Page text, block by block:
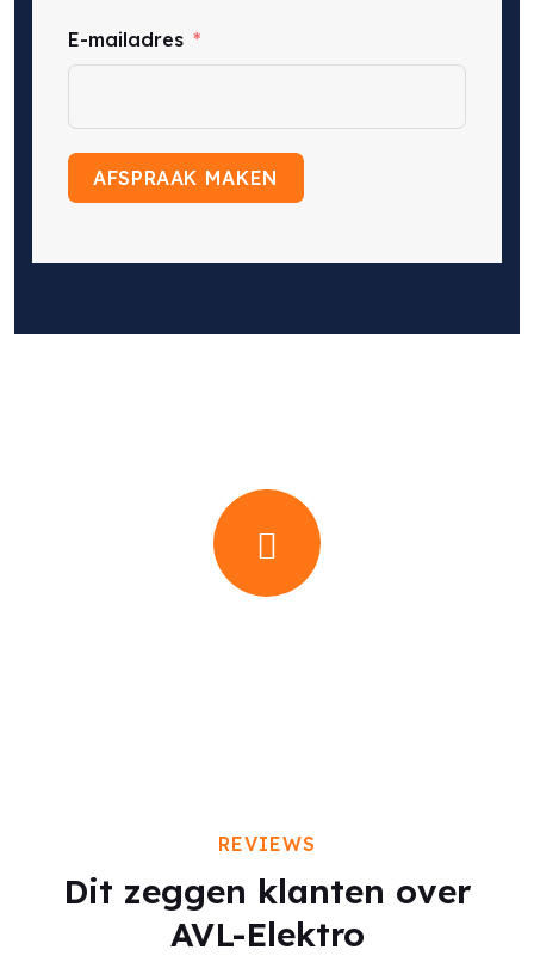
E-mailadres
AFSPRAAK MAKEN
REVIEWS
Dit zeggen klanten over
AVL-Elektro